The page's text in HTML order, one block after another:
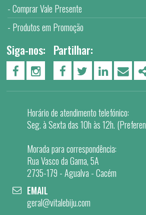
Comprar Vale Presente
Produtos em Promoção
Siga-nos:
PÁGINA DO FACEBOOK
PÁGINA DO INSTAGRAM
Partilhar:
FACEBOOKTWITTERLINKEDIN
Horário de atendimento telefónico:
Seg. à Sexta das 10h às 12h.
Morada para correspondência:
Rua Vasco da Gama, 5A
2735-179 - Agualva - Cacém
EMAIL
geral@vitalebiju.com